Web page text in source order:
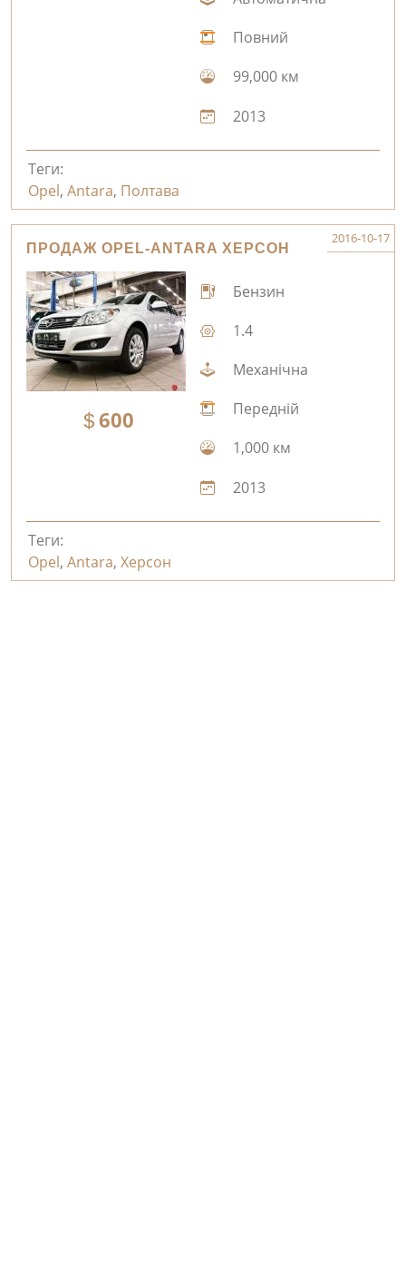
Повний
99,000 км
2013
Теги:
Opel, Antara, Полтава
ПРОДАЖ OPEL-ANTARA ХЕРСОН
2016-10-17
600
Бензин
1.4
Механічна
Передній
1,000 км
2013
Теги:
Opel, Antara, Херсон